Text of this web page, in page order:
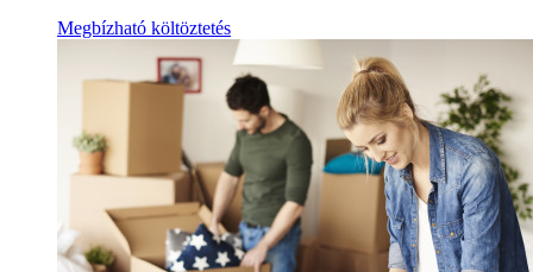
Megbízható költöztetés